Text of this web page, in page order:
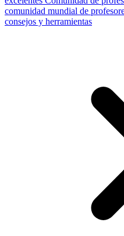
comunidad mundial de
consejos y herramientas